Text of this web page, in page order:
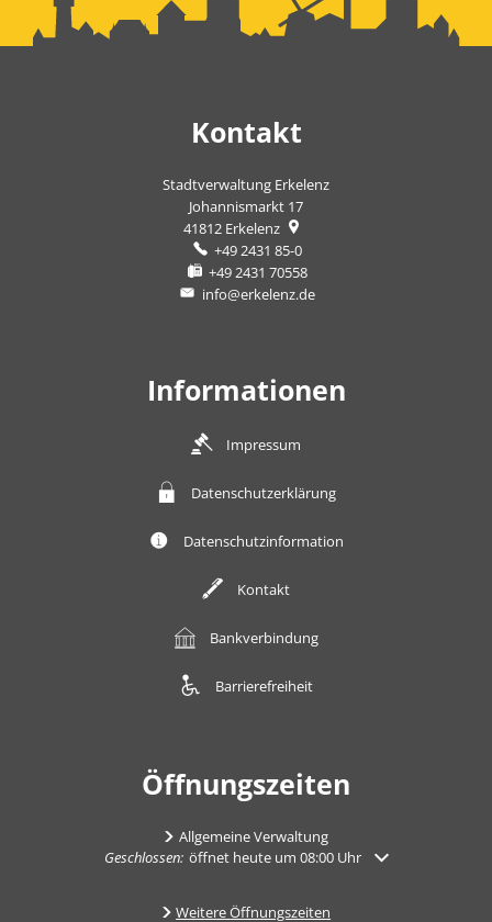
Kontakt
Stadtverwaltung Erkelenz
Johannismarkt 17
41812 Erkelenz
+49 2431 85-0
+49 2431 70558
info@erkelenz.de
Informationen
Impressum
Datenschutzerklärung
Datenschutzinformation
Kontakt
Bankverbindung
Barrierefreiheit
Öffnungszeiten
Allgemeine Verwaltung
Klicken, um weitere Öffnungs- oder Schließzeiten
Geschlossen: öffnet heute um 08:00 Uhr
Weitere Öffnungszeiten